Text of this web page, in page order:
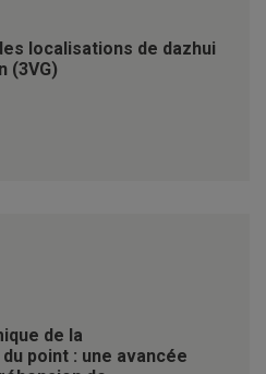
localisations de dazhui
(3VG)
de la
point : une avancée